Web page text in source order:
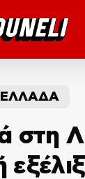
ΕΛΛΑΔΑ
στη